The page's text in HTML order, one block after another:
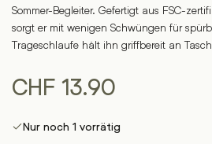
Sommer-Begleiter. Gefertigt aus FSC-
sorgt er mit wenigen Schwüngen für
Trageschlaufe hält ihn griffbereit an
CHF 13.90
Nur noch 1 vorrätig